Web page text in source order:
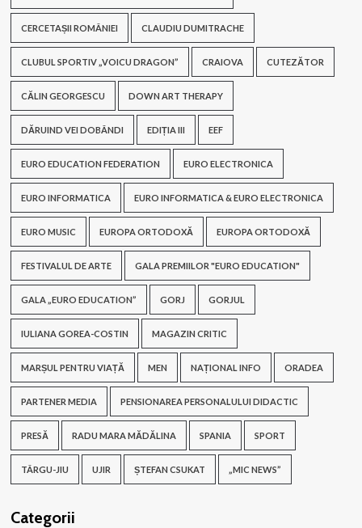
CERCETAȘII ROMÂNIEI CLAUDIU DUMITRACHE
CLUBUL SPORTIV „VOICU DRAGON” CRAIOVA CUTEZĂTOR
CĂLIN GEORGESCU DOWN ART THERAPY
DĂRUIND VEI DOBÂNDI EDIȚIA III EEF
EURO EDUCATION FEDERATION EURO ELECTRONICA
EURO INFORMATICA EURO INFORMATICA & EURO ELECTRONICA
EURO MUSIC EUROPA ORTODOXĂ EUROPA ORTODOXĂ
FESTIVALUL DE ARTE GALA PREMIILOR "EURO EDUCATION"
GALA „EURO EDUCATION” GORJ GORJUL
IULIANA GOREA-COSTIN MAGAZIN CRITIC
MARȘUL PENTRU VIAȚĂ MEN NAȚIONAL INFO ORADEA
PARTENER MEDIA PENSIONAREA PERSONALULUI DIDACTIC
PRESĂ RADU MARA MĂDĂLINA SPANIA SPORT
TÂRGU-JIU UJIR ȘTEFAN CSUKAT „MIC NEWS”
Categorii